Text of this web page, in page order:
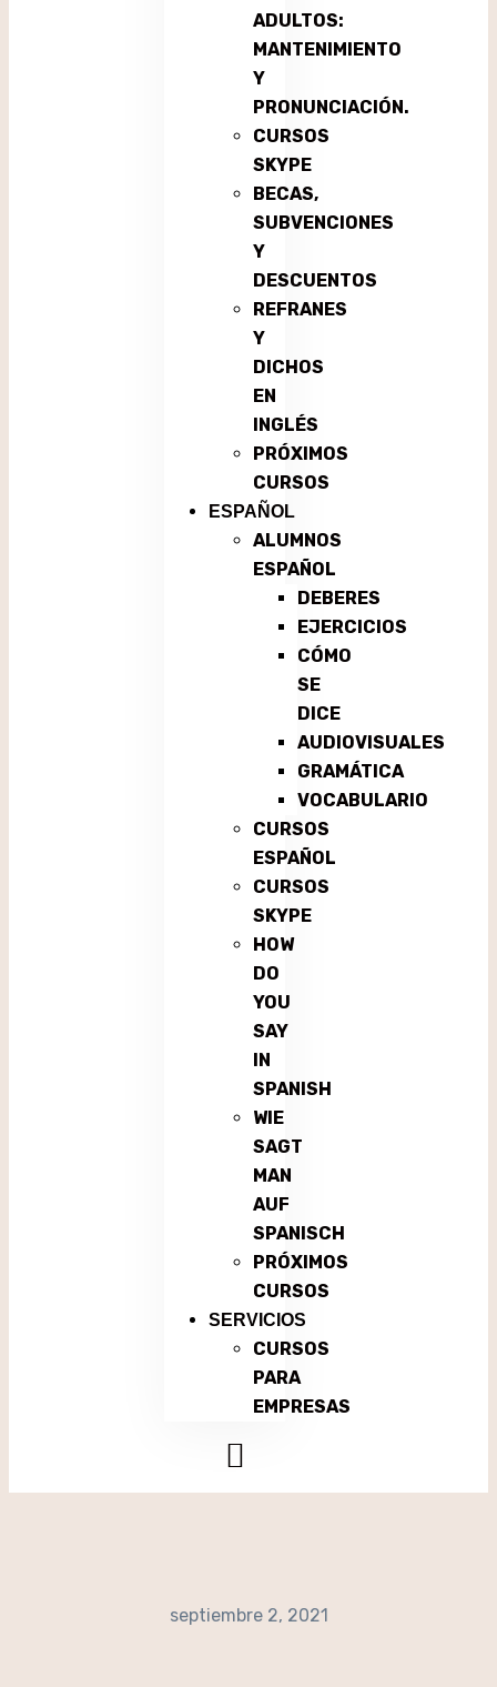
ADULTOS:
MANTENIMIENTO
Y
PRONUNCIACIÓN.
CURSOS
SKYPE
BECAS,
SUBVENCIONES
Y
DESCUENTOS
REFRANES
Y
DICHOS
EN
INGLÉS
PRÓXIMOS
CURSOS
ESPAÑOL
ALUMNOS
ESPAÑOL
DEBERES
EJERCICIOS
CÓMO
SE
DICE
AUDIOVISUALES
GRAMÁTICA
VOCABULARIO
CURSOS
ESPAÑOL
CURSOS
SKYPE
HOW
DO
YOU
SAY
IN
SPANISH
WIE
SAGT
MAN
AUF
SPANISCH
PRÓXIMOS
CURSOS
SERVICIOS
CURSOS
PARA
EMPRESAS
septiembre 2, 2021